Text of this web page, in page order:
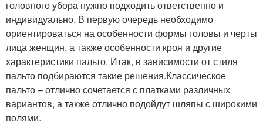
головного убора нужно подходить ответственно и
индивидуально. В первую очередь необходимо
ориентироваться на особенности формы головы и черты
лица женщин, а также особенности кроя и другие
характеристики пальто. Итак, в зависимости от стиля
пальто подбираются такие решения.Классическое
пальто – отлично сочетается с платками различных
вариантов, а также отлично подойдут шляпы с широкими
полями.